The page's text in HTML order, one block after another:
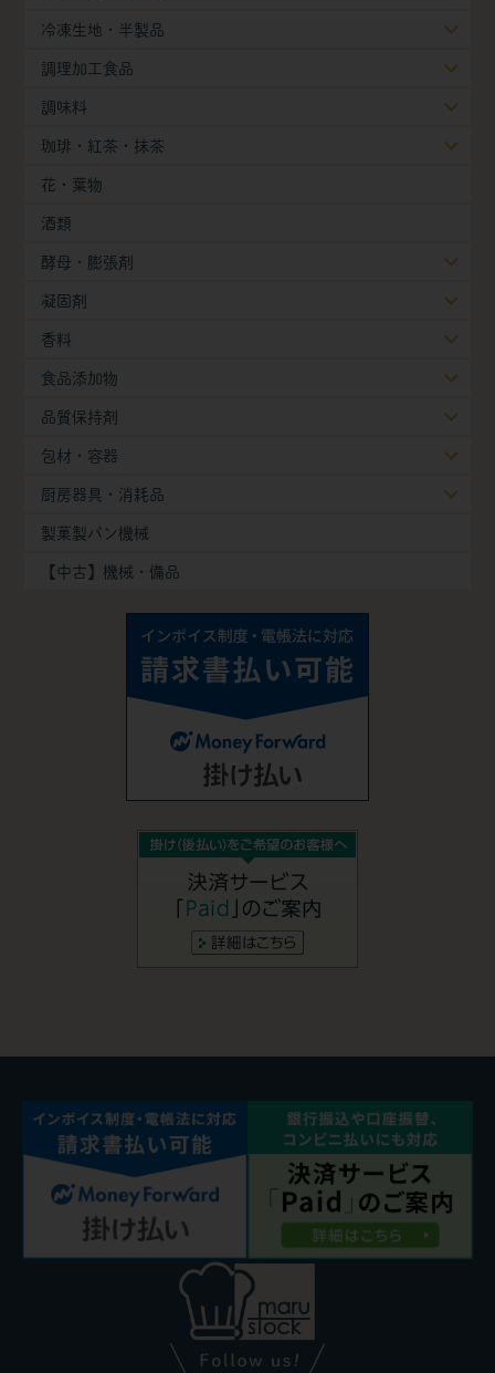
冷凍生地・半製品
調理加工食品
調味料
珈琲・紅茶・抹茶
花・葉物
酒類
酵母・膨張剤
凝固剤
香料
食品添加物
品質保持剤
包材・容器
厨房器具・消耗品
製菓製パン機械
【中古】機械・備品